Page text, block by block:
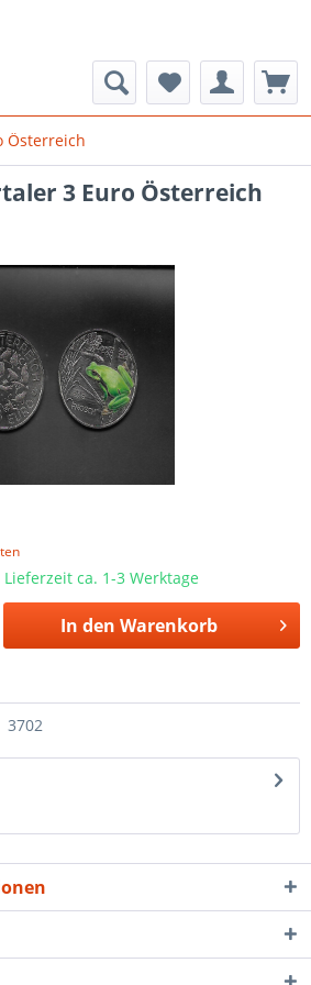
Österreich
3 Euro Österreich
ca. 1-3 Werktage
In den Warenkorb
3702